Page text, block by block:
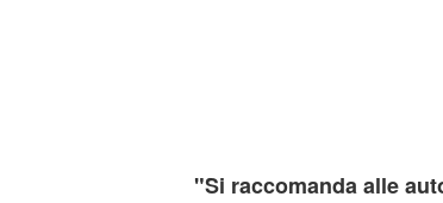
"Si raccomanda alle